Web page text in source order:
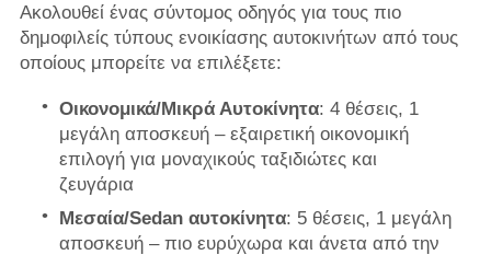
Ακολουθεί ένας σύντομος οδηγός για τους πιο
δημοφιλείς τύπους ενοικίασης αυτοκινήτων από τους
οποίους μπορείτε να επιλέξετε:
Οικονομικά/Μικρά Αυτοκίνητα: 4 θέσεις, 1
μεγάλη αποσκευή – εξαιρετική οικονομική
επιλογή για μοναχικούς ταξιδιώτες και
ζευγάρια
Μεσαία/Sedan αυτοκίνητα: 5 θέσεις, 1 μεγάλη
αποσκευή – πιο ευρύχωρα και άνετα από την